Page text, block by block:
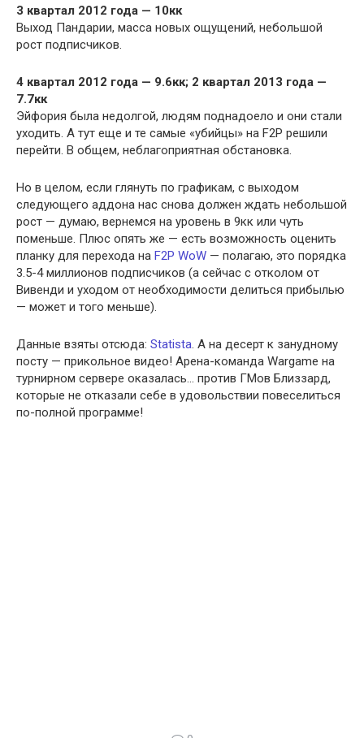
3 квартал 2012 года — 10кк
Выход Пандарии, масса новых ощущений, небольшой
рост подписчиков.
4 квартал 2012 года — 9.6кк; 2 квартал 2013 года —
7.7кк
Эйфория была недолгой, людям поднадоело и они стали
уходить. А тут еще и те самые «убийцы» на F2P решили
перейти. В общем, неблагоприятная обстановка.
Но в целом, если глянуть по графикам, с выходом
следующего аддона нас снова должен ждать небольшой
рост — думаю, вернемся на уровень в 9кк или чуть
поменьше. Плюс опять же — есть возможность оценить
планку для перехода на F2P WoW — полагаю, это порядка
3.5-4 миллионов подписчиков (а сейчас с отколом от
Вивенди и уходом от необходимости делиться прибылью
— может и того меньше).
Данные взяты отсюда: Statista. А на десерт к занудному
посту — прикольное видео! Арена-команда Wargame на
турнирном сервере оказалась… против ГМов Близзард,
которые не отказали себе в удовольствии повеселиться
по-полной программе!